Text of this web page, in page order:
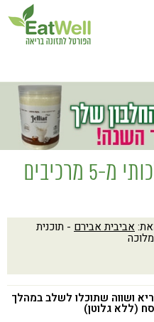
אינדקס עסקים
בריאות האישה
מתכוני בריאות
שינוי תזונתי
מזונות על
טעים להכיר
סחלב מלכותי מ-5 מרכיבים
אביבית אבירם - תוכנית
ושווה שתוכלו לשלב במהלך
(ללא גלוטן)